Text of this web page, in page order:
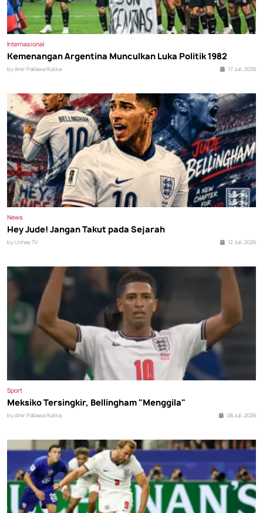
Internasional
Kemenangan Argentina Munculkan Luka Politik 1982
by Amir Pallawa Rukka 17 Juli, 2026
News
Hey Jude! Jangan Takut pada Sejarah
by Unhas TV 12 Juli, 2026
Sport
Meksiko Tersingkir, Bellingham "Menggila"
by Amir Pallawa Rukka 06 Juli, 2026